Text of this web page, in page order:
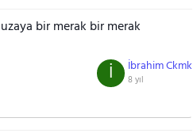
bir merak bir merak
İbrahim Ckmk
8 yıl
İ